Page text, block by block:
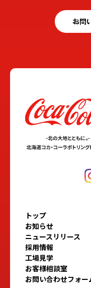
お問
トップ
お知らせ
ニュースリリース
採用情報
工場見学
お客様相談室
お問い合わせフォー